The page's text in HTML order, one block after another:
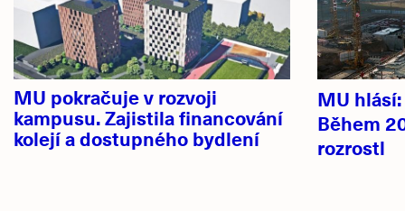
MU pokračuje v rozvoji
kampusu. Zajistila financování
kolejí a dostupného bydlení
MU
Během
rozrostl